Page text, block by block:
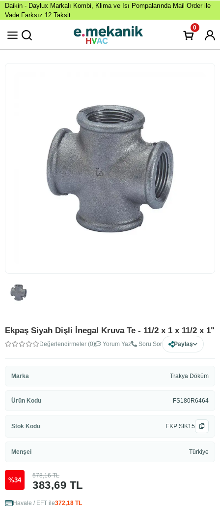
Daikin - Daylux Markalı Kombi, Klima ve Isı Pompalarında Mail Order ile
Vade Farksız 12 Taksit
0
Ekpaş Siyah Dişli İnegal Kruva Te - 11/2 x 1 x 11/2 x 1"
Değerlendirmeler (0) Yorum Yaz Soru Sor Paylaş
Marka Trakya Döküm
Ürün Kodu FS180R6464
Stok Kodu EKP SİK15
Menşei Türkiye
%34 383,69 TL
578,16 TL
Havale / EFT ile372,18 TL